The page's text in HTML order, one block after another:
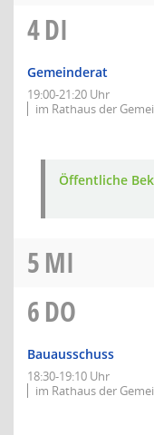
4DI
Gemeinderat
19:00-21:20 Uhr
im Rathaus der
Öffentliche
5MI
6DO
Bauausschuss
18:30-19:10 Uhr
im Rathaus der